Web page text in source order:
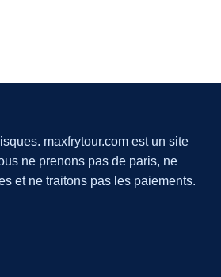
maxfrytour.com est un site
ne prenons pas de paris, ne
et ne traitons pas les paiements.